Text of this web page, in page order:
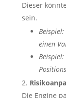
Dieser
sein.
einen
Die Engine